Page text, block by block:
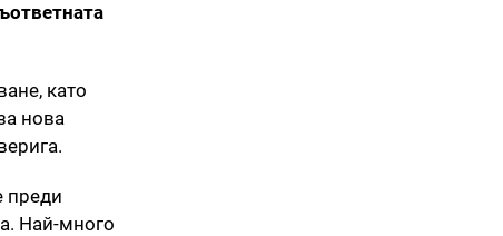
като
нова
преди
Най-много